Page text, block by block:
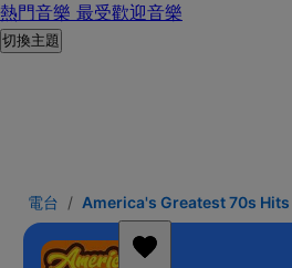
熱門音樂 最受歡迎音樂
切換主題
電台 America's Greatest 70s Hits